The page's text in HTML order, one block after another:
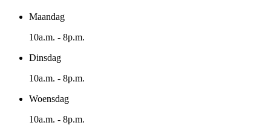
Maandag
10a.m. - 8p.m.
Dinsdag
10a.m. - 8p.m.
Woensdag
10a.m. - 8p.m.